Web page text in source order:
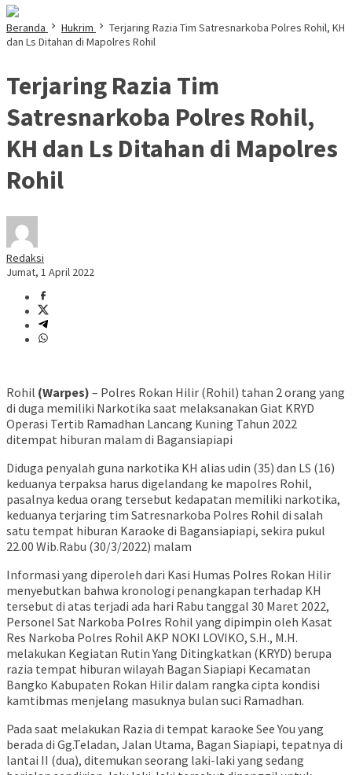
Beranda Hukrim
Terjaring Razia Tim Satresnarkoba Polres Rohil, KH
dan Ls Ditahan di Mapolres Rohil
Terjaring Razia Tim
Satresnarkoba Polres Rohil,
KH dan Ls Ditahan di Mapolres
Rohil
Redaksi
Jumat, 1 April 2022
Rohil (Warpes) – Polres Rokan Hilir (Rohil) tahan 2 orang yang
di duga memiliki Narkotika saat melaksanakan Giat KRYD
Operasi Tertib Ramadhan Lancang Kuning Tahun 2022
ditempat hiburan malam di Bagansiapiapi
Diduga penyalah guna narkotika KH alias udin (35) dan LS (16)
keduanya terpaksa harus digelandang ke mapolres Rohil,
pasalnya kedua orang tersebut kedapatan memiliki narkotika,
keduanya terjaring tim Satresnarkoba Polres Rohil di salah
satu tempat hiburan Karaoke di Bagansiapiapi, sekira pukul
22.00 Wib.Rabu (30/3/2022) malam
Informasi yang diperoleh dari Kasi Humas Polres Rokan Hilir
menyebutkan bahwa kronologi penangkapan terhadap KH
tersebut di atas terjadi ada hari Rabu tanggal 30 Maret 2022,
Personel Sat Narkoba Polres Rohil yang dipimpin oleh Kasat
Res Narkoba Polres Rohil AKP NOKI LOVIKO, S.H., M.H.
melakukan Kegiatan Rutin Yang Ditingkatkan (KRYD) berupa
razia tempat hiburan wilayah Bagan Siapiapi Kecamatan
Bangko Kabupaten Rokan Hilir dalam rangka cipta kondisi
kamtibmas menjelang masuknya bulan suci Ramadhan.
Pada saat melakukan Razia di tempat karaoke See You yang
berada di Gg.Teladan, Jalan Utama, Bagan Siapiapi, tepatnya di
lantai II (dua), ditemukan seorang laki-laki yang sedang